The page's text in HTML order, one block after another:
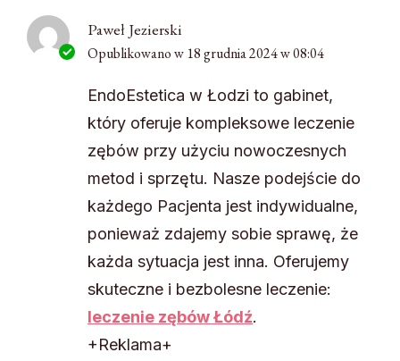
Paweł Jezierski
Opublikowano w 18 grudnia 2024 w 08:04
EndoEstetica w Łodzi to gabinet,
który oferuje kompleksowe leczenie
zębów przy użyciu nowoczesnych
metod i sprzętu. Nasze podejście do
każdego Pacjenta jest indywidualne,
ponieważ zdajemy sobie sprawę, że
każda sytuacja jest inna. Oferujemy
skuteczne i bezbolesne leczenie:
leczenie zębów Łódź.
+Reklama+